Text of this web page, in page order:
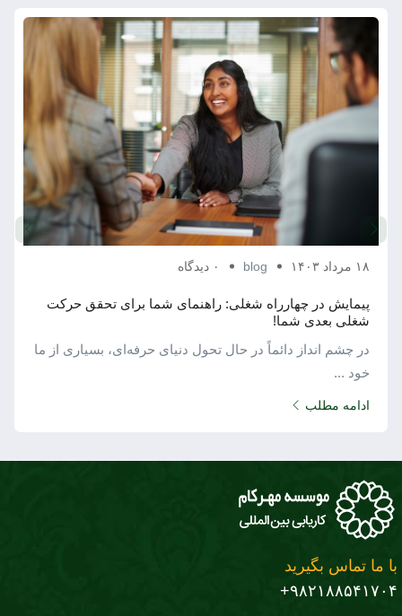
۱۸ مرداد ۱۴۰۳ blog ۰ دیدگاه
پیمایش در چهارراه شغلی: راهنمای شما برای تحقق حرکت
شغلی بعدی شما!
در چشم ‌انداز دائماً در حال تحول دنیای حرفه‌ای، بسیاری از ما
خود ...
ادامه مطلب
با ما تماس بگیرید
۹۸۲۱۸۸۵۴۱۷۰۴+